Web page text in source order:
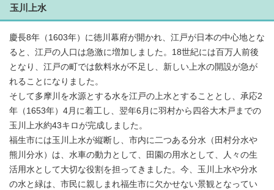
玉川上水
慶長8年（1603年）に徳川幕府が開かれ、江戸が日本の中心地とな
ると、江戸の人口は急激に増加しました。18世紀には百万人前後
となり、江戸の町では飲料水が不足し、新しい上水の開設が急が
れることになりました。
そして多摩川を水源とする水を江戸の上水とすることとし、承応2
年（1653年）4月に着工し、翌年6月に羽村から四谷大木戸までの
玉川上水約43キロが完成しました。
福生市には玉川上水が縦断し、市内に二つある分水（田村分水や
熊川分水）は、水車の動力として、田園の用水として、人々の生
活用水として大切な役割を担ってきました。今、玉川上水や分水
の水と緑は、市民に親しまれ福生市に欠かせない景観となってい